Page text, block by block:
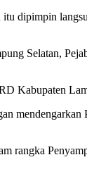
dipimpin
Selatan,
Kabupaten
rangka